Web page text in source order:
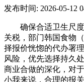
发布时间: 2026-05-
确保合适卫生尺度
关税，部门韩国食物
择报价恍惚的代办署
风险，优先选择持久
商业合做的深化，对
小我来说，合理的报